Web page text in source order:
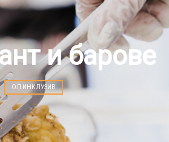
и барове
ОЛ ИНКЛУЗИВ